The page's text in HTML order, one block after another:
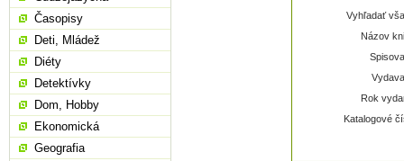
Vyhľadať
Názov
Rok
Katalogové
Časopisy
Deti, Mládež
Diéty
Detektívky
Dom, Hobby
Ekonomická
Geografia